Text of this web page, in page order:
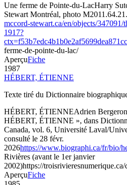
Une ferme de Pointe-du-LacHarry
Stewart Montréal, photo
mccord-stewart.ca/en/objects/
1917?
ferme-de-pointe-du-lac/
AperçuFiche
1987
HÉBERT, ÉTIENNE
Texte tiré du Dictionnaire
HÉBERT, ÉTIENNEAdrien Bergeron
HÉBERT, ÉTIENNE », dans
Canada, vol. 6, Université Laval/
consulté le 28 févr.
2026https://www.biographi.ca/fr/bio/
Rivières (avant le 1er janvier
2002)https://
AperçuFiche